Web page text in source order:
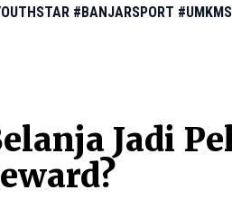
#BANJARSPORT
Jadi